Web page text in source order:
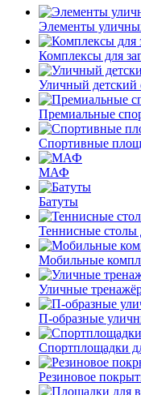
Элементы
Комплексы для
Уличный детский
Премиальные
Спортивные
МАФ
Батуты
Теннисные столы
Мобильные
Уличные
П-образные
Спортплощадки
Резиновое